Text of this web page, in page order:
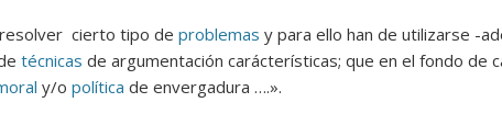
cierto tipo de problemas y para ello han de utilizarse -
técnicas de argumentación carácterísticas; que en el fondo de
y/o política de envergadura ….».